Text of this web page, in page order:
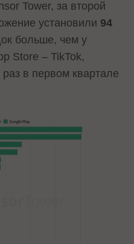
Tower, за второй
установили 94
больше, чем у
Store – TikTok,
в первом квартале